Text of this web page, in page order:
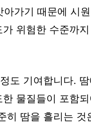
가기 때문에 시
위험한 수준까
도 기여합니다.
물질들이 포함
히 땀을 흘리는 것